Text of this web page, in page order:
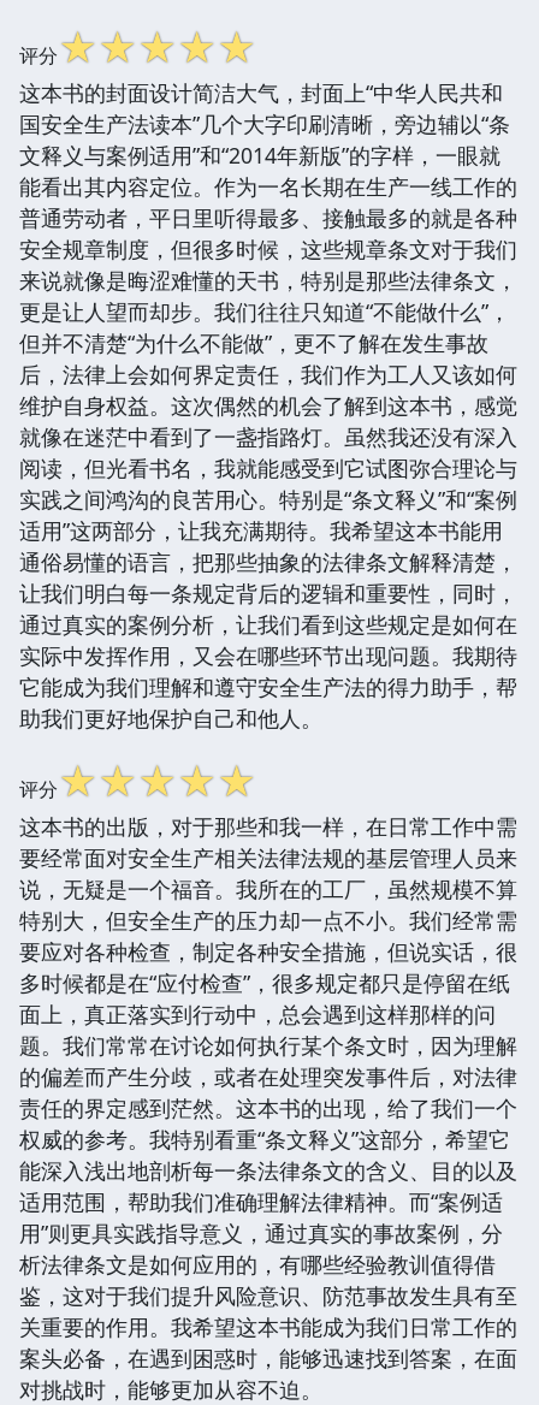
评分☆☆☆☆☆
这本书的封面设计简洁大气，封面上“中华人民共和
国安全生产法读本”几个大字印刷清晰，旁边辅以“条
文释义与案例适用”和“2014年新版”的字样，一眼就
能看出其内容定位。作为一名长期在生产一线工作的
普通劳动者，平日里听得最多、接触最多的就是各种
安全规章制度，但很多时候，这些规章条文对于我们
来说就像是晦涩难懂的天书，特别是那些法律条文，
更是让人望而却步。我们往往只知道“不能做什么”，
但并不清楚“为什么不能做”，更不了解在发生事故
后，法律上会如何界定责任，我们作为工人又该如何
维护自身权益。这次偶然的机会了解到这本书，感觉
就像在迷茫中看到了一盏指路灯。虽然我还没有深入
阅读，但光看书名，我就能感受到它试图弥合理论与
实践之间鸿沟的良苦用心。特别是“条文释义”和“案例
适用”这两部分，让我充满期待。我希望这本书能用
通俗易懂的语言，把那些抽象的法律条文解释清楚，
让我们明白每一条规定背后的逻辑和重要性，同时，
通过真实的案例分析，让我们看到这些规定是如何在
实际中发挥作用，又会在哪些环节出现问题。我期待
它能成为我们理解和遵守安全生产法的得力助手，帮
助我们更好地保护自己和他人。
评分☆☆☆☆☆
这本书的出版，对于那些和我一样，在日常工作中需
要经常面对安全生产相关法律法规的基层管理人员来
说，无疑是一个福音。我所在的工厂，虽然规模不算
特别大，但安全生产的压力却一点不小。我们经常需
要应对各种检查，制定各种安全措施，但说实话，很
多时候都是在“应付检查”，很多规定都只是停留在纸
面上，真正落实到行动中，总会遇到这样那样的问
题。我们常常在讨论如何执行某个条文时，因为理解
的偏差而产生分歧，或者在处理突发事件后，对法律
责任的界定感到茫然。这本书的出现，给了我们一个
权威的参考。我特别看重“条文释义”这部分，希望它
能深入浅出地剖析每一条法律条文的含义、目的以及
适用范围，帮助我们准确理解法律精神。而“案例适
用”则更具实践指导意义，通过真实的事故案例，分
析法律条文是如何应用的，有哪些经验教训值得借
鉴，这对于我们提升风险意识、防范事故发生具有至
关重要的作用。我希望这本书能成为我们日常工作的
案头必备，在遇到困惑时，能够迅速找到答案，在面
对挑战时，能够更加从容不迫。